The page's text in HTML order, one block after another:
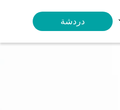
دردشة